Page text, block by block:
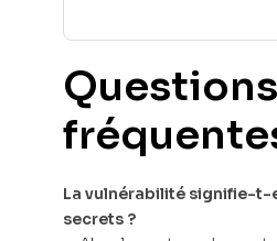
Questions
La vulnérabilité signifie-t-
secrets ?